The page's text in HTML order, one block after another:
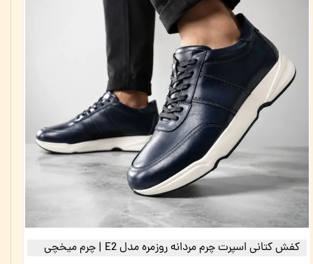
کفش کتانی اسپرت چرم مردانه روزمره مدل E2 | چرم میخچی